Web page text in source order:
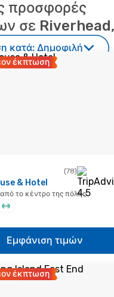
προσφορές
σε
κατά: Δημοφιλή
έκπτωση
(78)
& Hotel
το κέντρο της πόλης
Εμφάνιση τιμών
έκπτωση